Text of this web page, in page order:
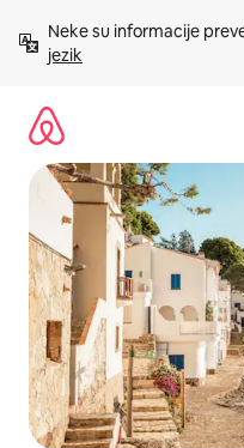
sadržaj
Neke su informacije
jezik